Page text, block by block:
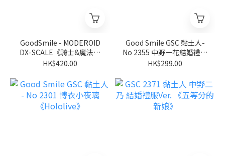
GoodSmile - MODEROID
DX-SCALE《騎士&魔法》
伊迦爾卡Y8091
HK$420.00
Good Smile GSC 黏土人-
No 2355 中野一花結婚禮服
Ver.《五等分的新娘∽》
HK$299.00